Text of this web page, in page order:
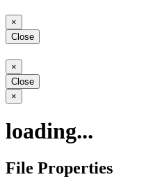
×
Close
×
Close
×
loading...
File Properties